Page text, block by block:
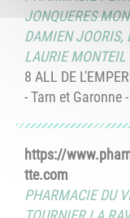
JONQUERES
DAMIEN JOORIS,
LAURIE MONTEIL
8 ALL DE
- Tarn et Garonne
https://
tte.com
PHARMACIE DU